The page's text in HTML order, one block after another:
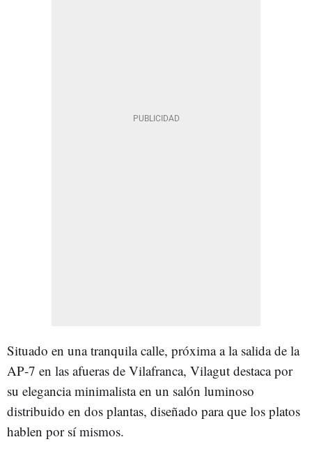
Situado en una tranquila calle, próxima a la salida de la
AP‑7 en las afueras de Vilafranca, Vilagut destaca por
su elegancia minimalista en un salón luminoso
distribuido en dos plantas, diseñado para que los platos
hablen por sí mismos.